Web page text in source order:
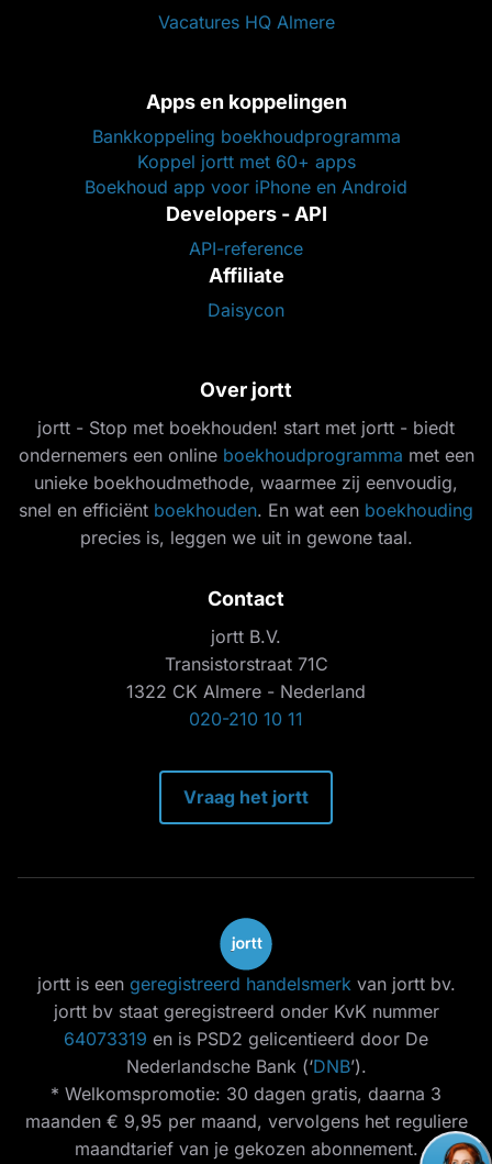
Vacatures HQ Almere
Apps en koppelingen
Bankkoppeling boekhoudprogramma
Koppel jortt met 60+ apps
Boekhoud app voor iPhone en Android
Developers - API
API-reference
Affiliate
Daisycon
Over jortt
jortt - Stop met boekhouden! start met jortt - biedt
ondernemers een online boekhoudprogramma met een
unieke boekhoudmethode, waarmee zij eenvoudig,
snel en efficiënt boekhouden. En wat een boekhouding
precies is, leggen we uit in gewone taal.
Contact
jortt B.V.
Transistorstraat 71C
1322 CK Almere - Nederland
020-210 10 11
Vraag het jortt
jortt is een geregistreerd handelsmerk van jortt bv.
jortt bv staat geregistreerd onder KvK nummer
64073319 en is PSD2 gelicentieerd door De
Nederlandsche Bank (‘DNB’).
* Welkomspromotie: 30 dagen gratis, daarna 3
maanden € 9,95 per maand, vervolgens het reguliere
maandtarief van je gekozen abonnement.